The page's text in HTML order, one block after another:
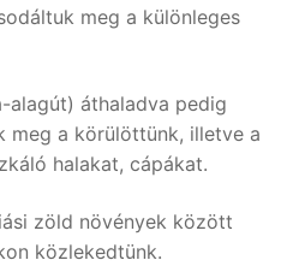
meg a különleges
alagút) áthaladva pedig
meg a körülöttünk, illetve a
halakat, cápákat.
zöld növények között
közlekedtünk.